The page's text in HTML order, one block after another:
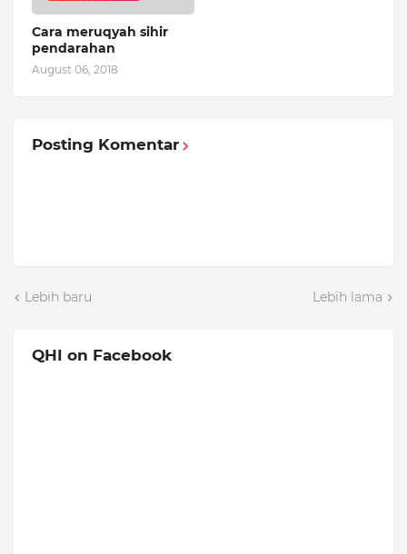
Cara meruqyah sihir
pendarahan
August 06, 2018
Posting Komentar
Lebih baru Lebih lama
QHI on Facebook